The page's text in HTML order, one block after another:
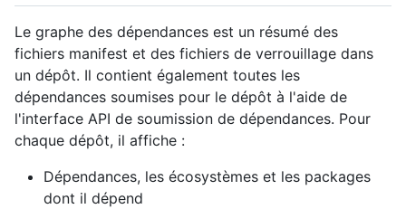
Le graphe des dépendances est un résumé des
fichiers manifest et des fichiers de verrouillage dans
un dépôt. Il contient également toutes les
dépendances soumises pour le dépôt à l'aide de
l'interface API de soumission de dépendances. Pour
chaque dépôt, il affiche :
Dépendances, les écosystèmes et les packages
dont il dépend